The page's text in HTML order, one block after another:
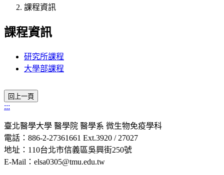
課程資訊
課程資訊
研究所課程
大學部課程
:::
臺北醫學大學 醫學院 醫學系 微生物免疫學科
電話：886-2-27361661 Ext.3920 / 27027
地址：110台北市信義區吳興街250號
E-Mail：elsa0305@tmu.edu.tw